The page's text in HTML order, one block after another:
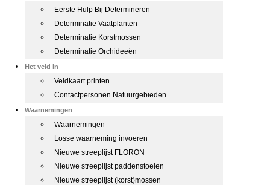
Eerste Hulp Bij Determineren
Determinatie Vaatplanten
Determinatie Korstmossen
Determinatie Orchideeën
Het veld in
Veldkaart printen
Contactpersonen Natuurgebieden
Waarnemingen
Waarnemingen
Losse waarneming invoeren
Nieuwe streeplijst FLORON
Nieuwe streeplijst paddenstoelen
Nieuwe streeplijst (korst)mossen